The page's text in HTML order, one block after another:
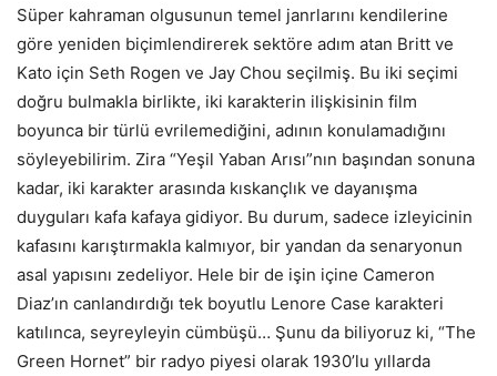
Süper kahraman olgusunun temel janrlarını kendilerine
göre yeniden biçimlendirerek sektöre adım atan Britt ve
Kato için Seth Rogen ve Jay Chou seçilmiş. Bu iki seçimi
doğru bulmakla birlikte, iki karakterin ilişkisinin film
boyunca bir türlü evrilemediğini, adının konulamadığını
söyleyebilirim. Zira “Yeşil Yaban Arısı”nın başından sonuna
kadar, iki karakter arasında kıskançlık ve dayanışma
duyguları kafa kafaya gidiyor. Bu durum, sadece izleyicinin
kafasını karıştırmakla kalmıyor, bir yandan da senaryonun
asal yapısını zedeliyor. Hele bir de işin içine Cameron
Diaz’ın canlandırdığı tek boyutlu Lenore Case karakteri
katılınca, seyreyleyin cümbüşü… Şunu da biliyoruz ki, “The
Green Hornet” bir radyo piyesi olarak 1930’lu yıllarda